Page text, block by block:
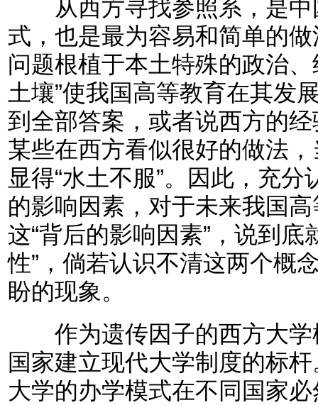
从西方寻找参照系，是中
式，也是最为容易和简单的
问题根植于本土特殊的政治
土壤”使我国高等教育在其发
到全部答案，或者说西方的
某些在西方看似很好的做法
显得“水土不服”。因此，充
的影响因素，对于未来我国
这“背后的影响因素”，说到底
性”，倘若认识不清这两个概
盼的现象。
作为遗传因子的西方大学
国家建立现代大学制度的标
大学的办学模式在不同国家